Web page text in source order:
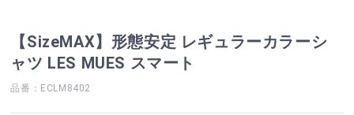
【SizeMAX】形態安定 レギュラーカラーシ
ャツ LES MUES スマート
品番：ECLM8402